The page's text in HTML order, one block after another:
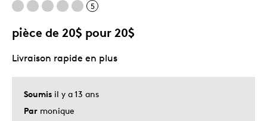
5
pièce de 20$ pour 20$
Soumis il y a 13 ans
Par monique
Livraison rapide en plus